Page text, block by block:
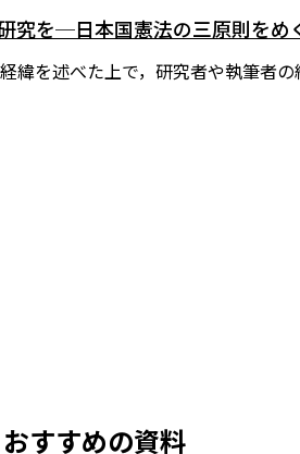
究を─日本国憲法の三原則を
緯を述べた上で，研究者や執筆者
おすすめの資料